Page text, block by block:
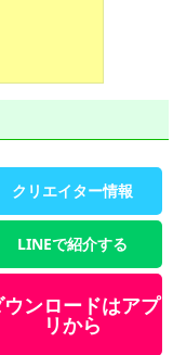
クリエイター情報
LINEで紹介する
ウンロードはアプ
リから